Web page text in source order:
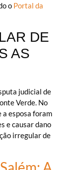
o Portal da
DE
AS
judicial de
Verde. No
a esposa foram
e causar dano
irregular de